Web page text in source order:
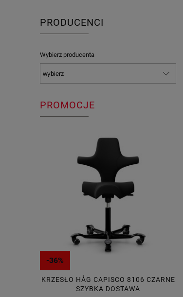
PRODUCENCI
Wybierz producenta
PROMOCJE
-36%
KRZESŁO HÅG CAPISCO 8106 CZARNE
SZYBKA DOSTAWA